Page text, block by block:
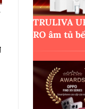
TRULIVA
RO âm tủ